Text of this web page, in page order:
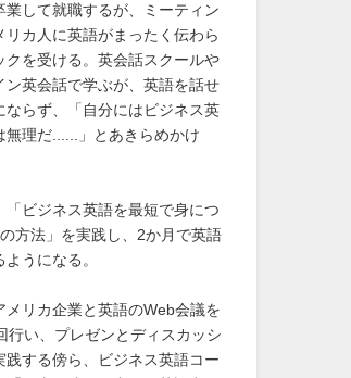
業して就職するが、ミーティン
リカ人に英語がまったく伝わら
クを受ける。英会話スクールや
ン英会話で学ぶが、英語を話せ
ならず、「自分にはビジネス英
無理だ......」とあきらめかけ
「ビジネス英語を最短で身につ
方法」を実践し、2か月で英語
ようになる。
メリカ企業と英語のWeb会議を
行い、プレゼンとディスカッシ
践する傍ら、ビジネス英語コー